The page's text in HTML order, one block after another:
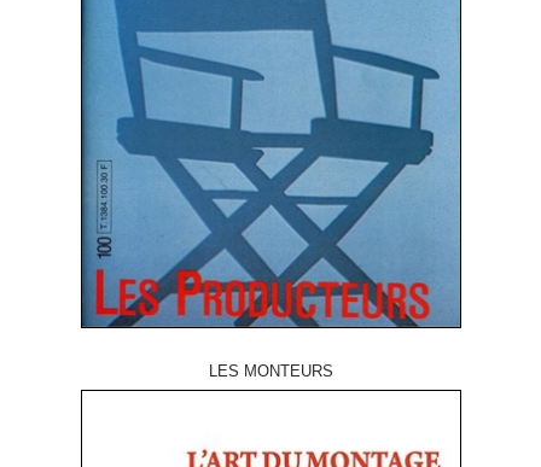
LES MONTEURS